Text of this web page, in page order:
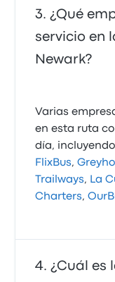
¿Qué
servicio en
Newark?
Varias
en esta ruta
día,
FlixBus,
Trailways, La
Charters,
¿Cuál es